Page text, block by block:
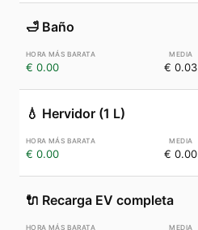
🛁 Baño
€ 0.00 € 0.03
💧 Hervidor (1 L)
€ 0.00 € 0.00
🔌 Recarga EV completa